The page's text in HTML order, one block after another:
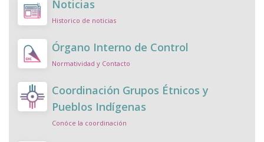
Noticias
Historico de noticias
Órgano Interno de Control
Normatividad y Contacto
Coordinación Grupos Étnicos y
Pueblos Indígenas
Conóce la coordinación